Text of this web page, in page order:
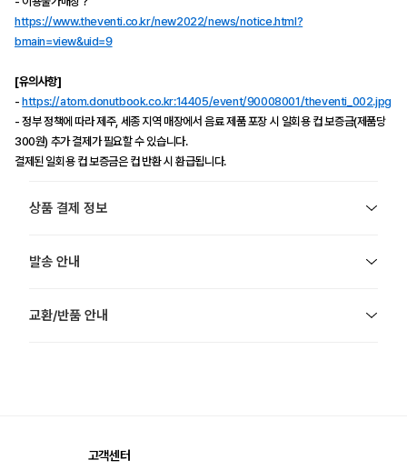
https://www.theventi.co.kr/new2022/news/notice.html?
bmain=view&uid=9
[유의사항]
-https://atom.donutbook.co.kr:14405/event/90008001/theventi_002.jpg
- 정부 정책에 따라 제주, 세종 지역 매장에서 음료 제품 포장 시 일회용 컵 보증금(제품당
300원) 추가 결제가 필요할 수 있습니다.
결제된 일회용 컵 보증금은 컵 반환 시 환급됩니다.
상품 결제 정보
발송 안내
교환/반품 안내
고객센터